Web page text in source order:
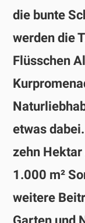
die bunte
werden die
Flüsschen
etwas
zehn
1.000 m²
weitere
Garten und